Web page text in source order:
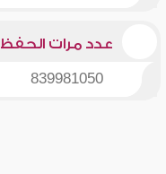
عدد مرات الحفظ
839981050